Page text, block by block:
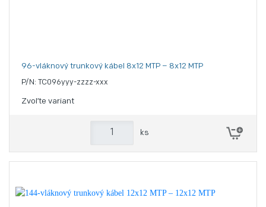
96-vláknový trunkový kábel 8x12 MTP – 8x12 MTP
P/N: TC096yyy-zzzz-xxx
Zvoľte variant
ks